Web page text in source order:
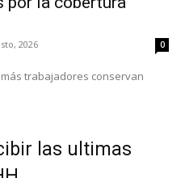
2026 0
trabajadores conservan
las ultimas